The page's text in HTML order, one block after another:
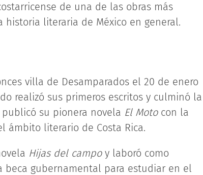
de una de las obras más
literaria de México en general.
villa de Desamparados el 20 de enero
realizó sus primeros escritos y culminó la
su pionera novela El Motocon la
ámbito literario de Costa Rica.
Hijas del campoy laboró como
beca gubernamental para estudiar en el